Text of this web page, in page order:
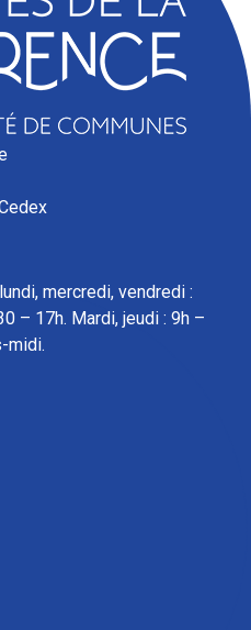
undi, mercredi, vendredi :
– 17h. Mardi, jeudi : 9h –
midi.